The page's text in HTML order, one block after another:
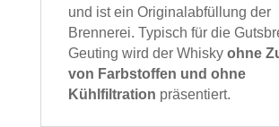
und ist ein Originalabfüllung der
Brennerei. Typisch für die
Geuting wird der Whisky ohne
von Farbstoffen und ohne
Kühlfiltration präsentiert.